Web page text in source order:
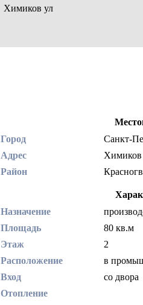
Химиков ул
Город
Санкт-
Адрес
Район
Назначение
Площадь
80 кв.м
Этаж
2
Расположение
в
Вход
со двора
Отопление